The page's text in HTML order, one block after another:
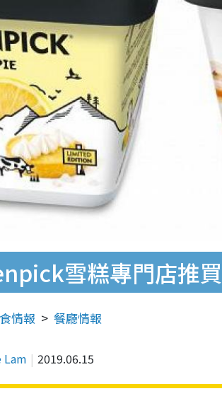
雪糕專門店推
情報 餐廳情報
Lam 2019.06.15